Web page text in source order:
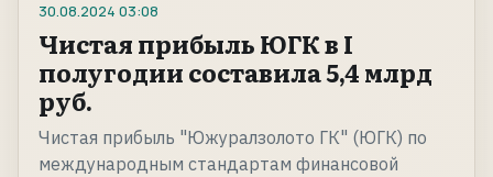
30.08.2024 03:08
Чистая прибыль ЮГК в I
полугодии составила 5,4 млрд
руб.
Чистая прибыль "Южуралзолото ГК" (ЮГК) по
международным стандартам финансовой